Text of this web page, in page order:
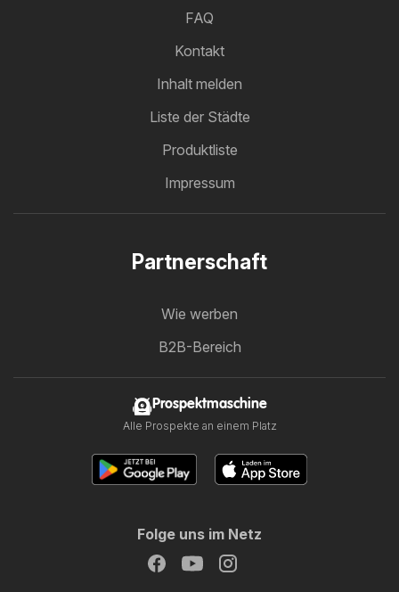
FAQ
Kontakt
Inhalt melden
Liste der Städte
Produktliste
Impressum
Partnerschaft
Wie werben
B2B-Bereich
Prospektmaschine
Alle Prospekte an einem Platz
Folge uns im Netz